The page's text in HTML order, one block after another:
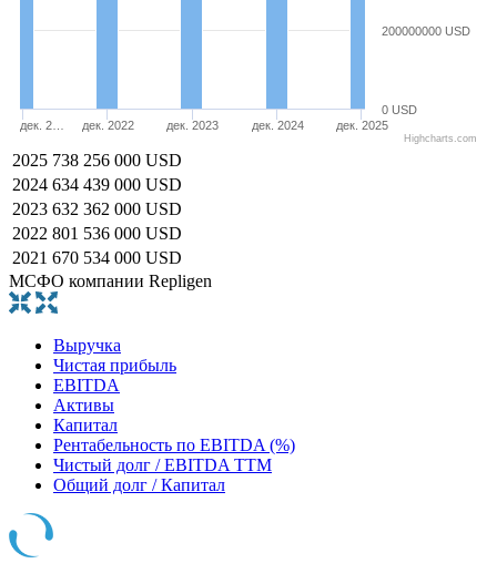
дек. 2… дек. 2022 дек. 2023 дек. 2024 дек. 2025
0 USD
200000000 USD
Highcharts.com
2025 738 256 000 USD
2024 634 439 000 USD
2023 632 362 000 USD
2022 801 536 000 USD
2021 670 534 000 USD
МСФО компании Repligen
Выручка
Чистая прибыль
EBITDA
Активы
Капитал
Рентабельность по EBITDA (%)
Чистый долг / EBITDA TTM
Общий долг / Капитал